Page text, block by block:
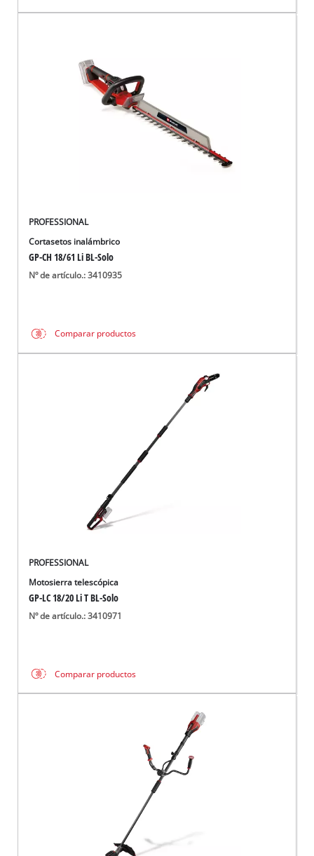
PROFESSIONAL
Cortasetos inalámbrico
GP-CH 18/61 Li BL-Solo
Nº de artículo.: 3410935
Comparar productos
PROFESSIONAL
Motosierra telescópica
GP-LC 18/20 Li T BL-Solo
Nº de artículo.: 3410971
Comparar productos